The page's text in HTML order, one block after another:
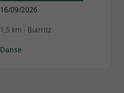
16/09/2026
1,5 km - Biarritz
Danse